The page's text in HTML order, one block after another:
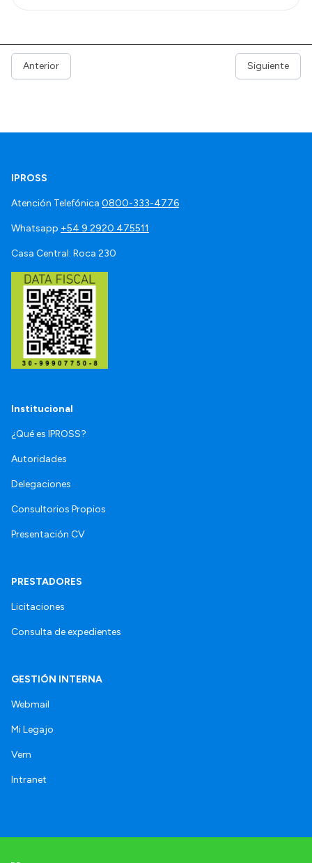
Anterior Siguiente
IPROSS
Atención Telefónica 0800-333-4776
Whatsapp +54 9 2920 475511
Casa Central: Roca 230
Institucional
¿Qué es IPROSS?
Autoridades
Delegaciones
Consultorios Propios
Presentación CV
PRESTADORES
Licitaciones
Consulta de expedientes
GESTIÓN INTERNA
Webmail
Mi Legajo
Vem
Intranet